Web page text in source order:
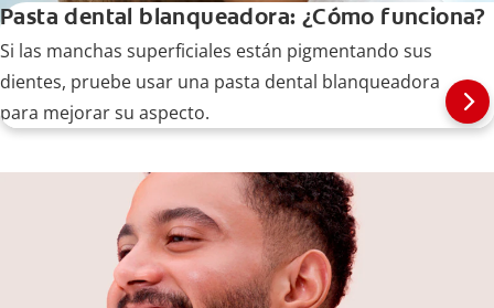
Pasta dental blanqueadora: ¿Cómo funciona?
Si las manchas superficiales están pigmentando sus
dientes, pruebe usar una pasta dental blanqueadora
para mejorar su aspecto.